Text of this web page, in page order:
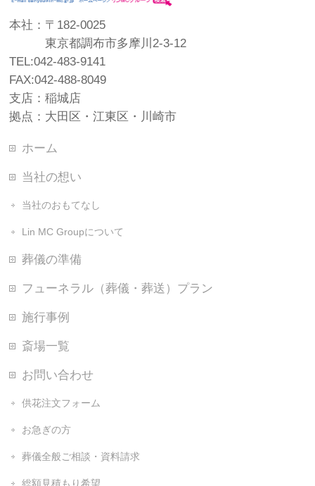
本社：〒182-0025
東京都調布市多摩川2-3-12
TEL:042-483-9141
FAX:042-488-8049
支店：稲城店
拠点：大田区・江東区・川崎市
ホーム
当社の想い
当社のおもてなし
Lin MC Groupについて
葬儀の準備
フューネラル（葬儀・葬送）プラン
施行事例
斎場一覧
お問い合わせ
供花注文フォーム
お急ぎの方
葬儀全般ご相談・資料請求
総額見積もり希望